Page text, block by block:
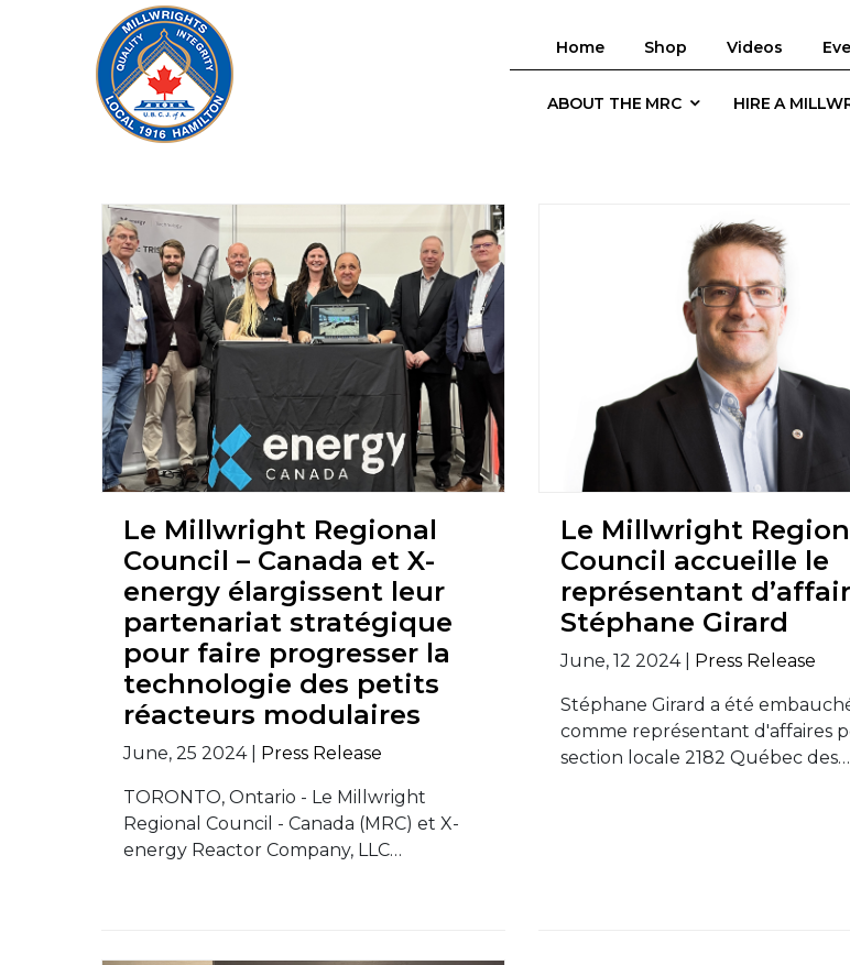
Home Shop Videos
ABOUT THE MRC HIRE A
Le Millwright Regional
Council – Canada et X-
energy élargissent leur
partenariat stratégique
pour faire progresser la
technologie des petits
réacteurs modulaires
June, 25 2024 | Press Release
TORONTO, Ontario - Le Millwright
Regional Council - Canada (MRC) et X-
energy Reactor Company, LLC…
Le Millwright
Council accueille le
représentant
Stéphane Girard
June, 12 2024 | Press Release
Stéphane Girard a été
comme représentant d'affaires
section locale 2182 Québec des…